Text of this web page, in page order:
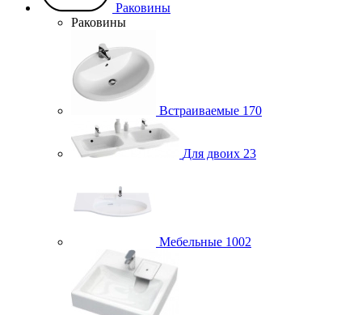
Раковины
Раковины
Встраиваемые 170
Для двоих 23
Мебельные 1002